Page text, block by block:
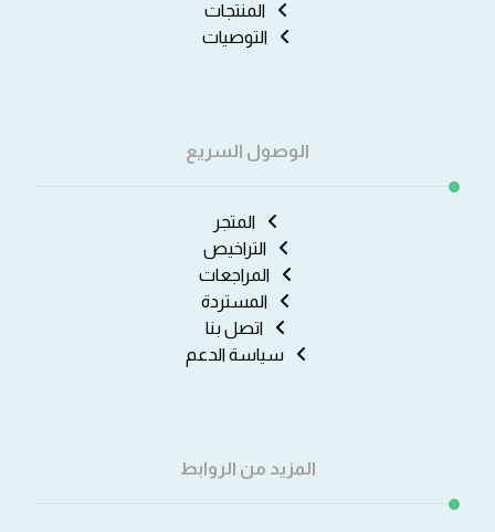
المنتجات
التوصيات
الوصول السريع
المتجر
التراخيص
المراجعات
المستردة
اتصل بنا
سياسة الدعم
المزيد من الروابط